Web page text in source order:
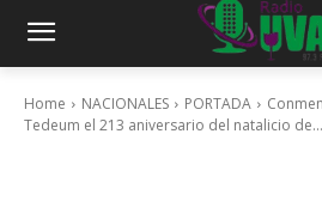
Home NACIONALES PORTADA
Tedeum el 213 aniversario del natalicio de...